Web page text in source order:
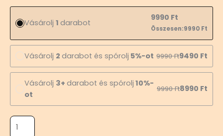
Vásárolj 1 darabot
9990 Ft
Összesen:9990 Ft
Vásárolj 2 darabot és spórolj 5%-ot 9990Ft9490 Ft
Vásárolj 3+ darabot és spórolj 10%-
ot
9990Ft8990 Ft
mennyiség